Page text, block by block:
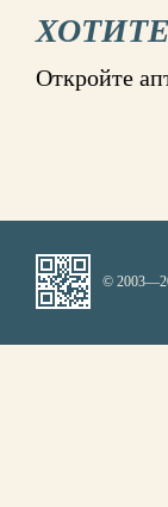
Откройте
©